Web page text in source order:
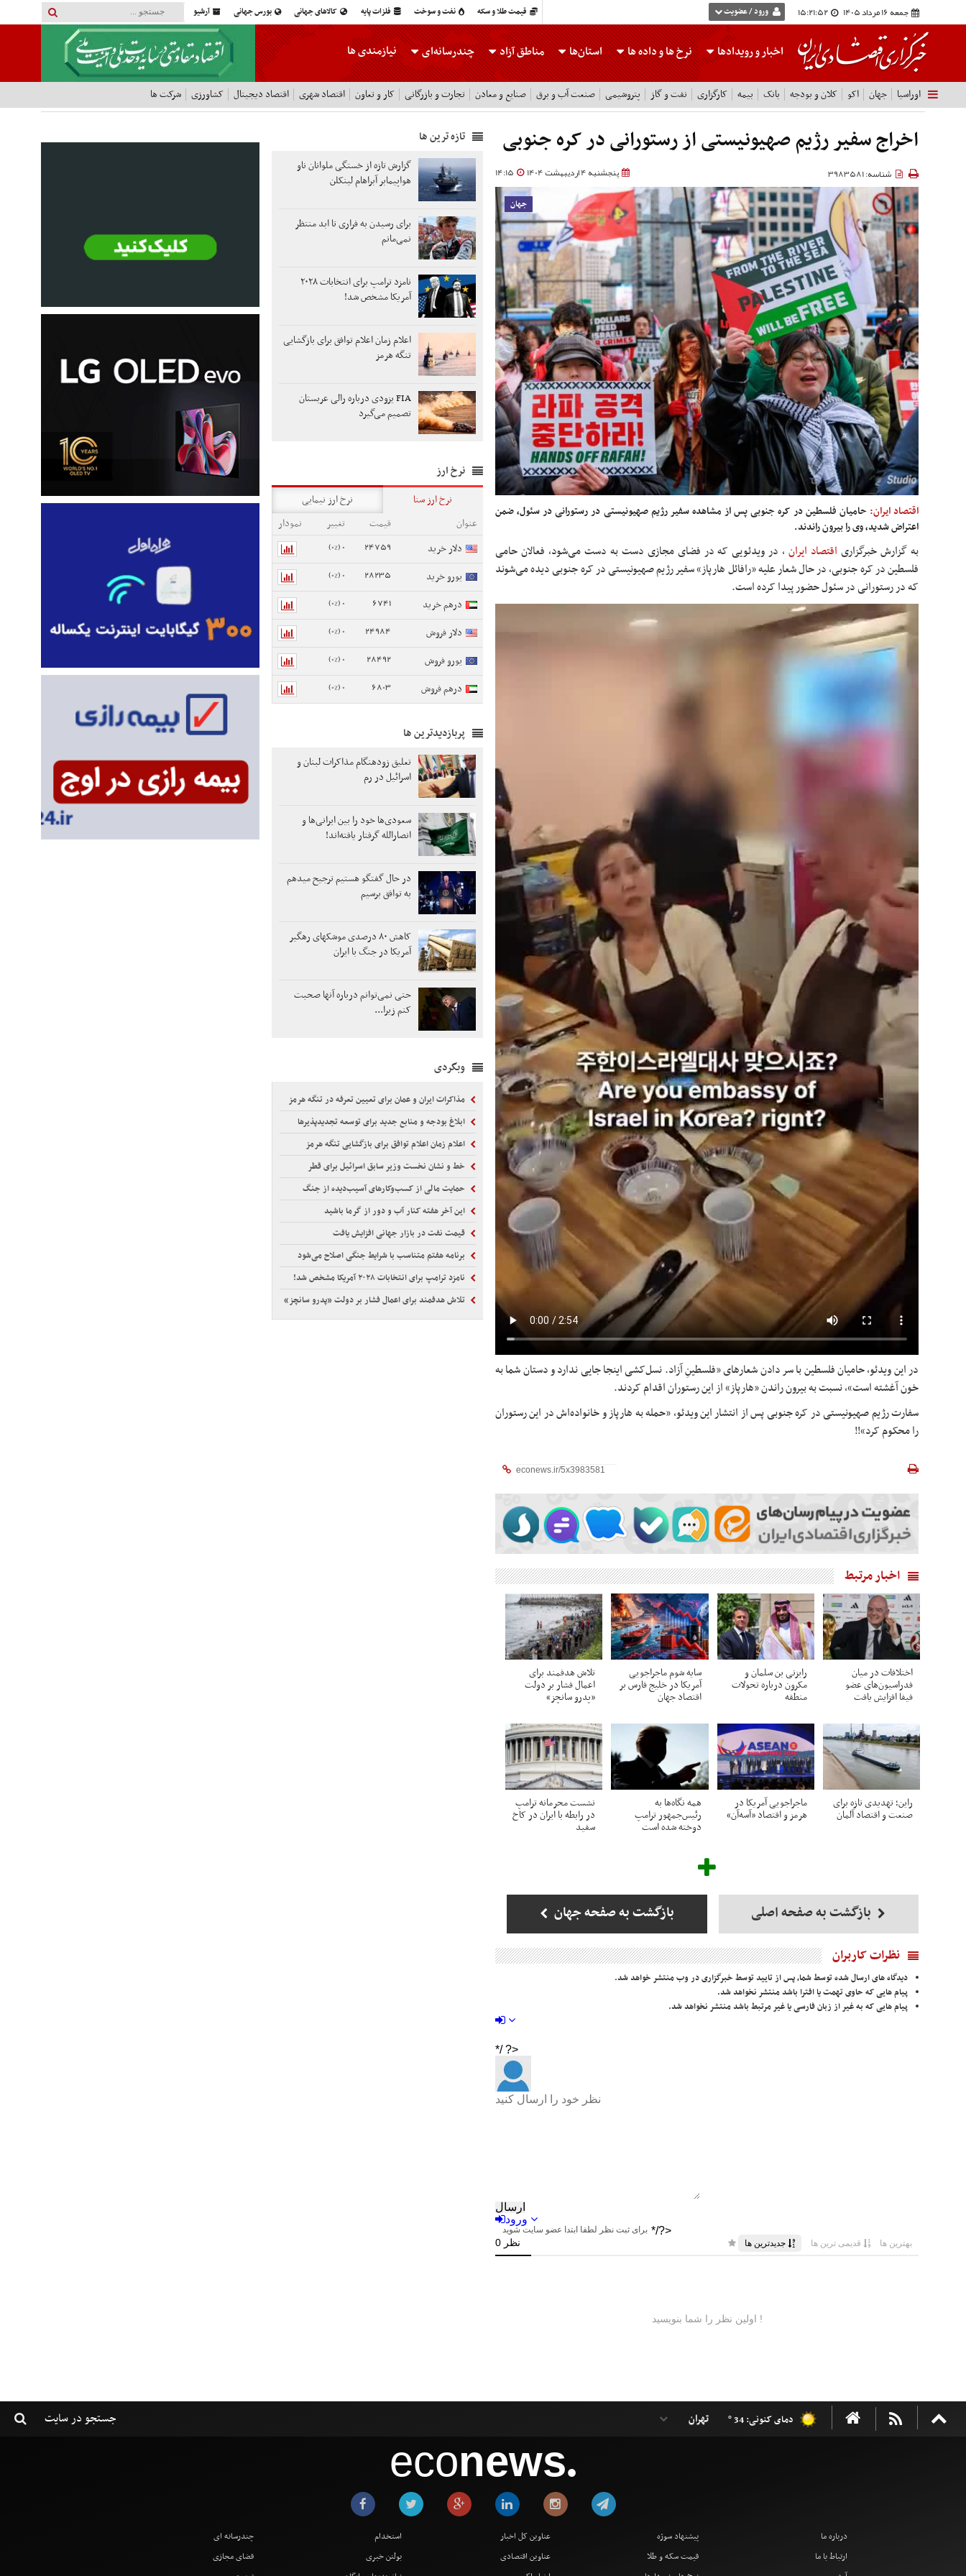
قیمت طلا و سکه نفت و سوخت فلزات پایه کالاهای جهانی بورس جهانی آرشیو جمعه 16 مرداد 1405 15:21:53 ورود / عضویت
اخبار و رویدادها نرخ هاو داده ها استان‌ها مناطق آزاد چندرسانه‌ای نیازمندی ها
اوراسیا جهان اکو کلان و بودجه بانک بیمه کارگزاری نفت و گاز پتروشیمی صنعت آب و برق صنایع و معادن تجارت و بازرگانی کار و تعاون اقتصاد شهری اقتصاد دیجیتال کشاورزی شرکت ها
اخراج سفیر رژیم صهیونیستی از رستورانی در کره جنوبی
پنجشنبه 4 اردیبهشت 1404 14:15 شناسه: 3983581
جهان
اقتصاد ایران: حامیان فلسطین در کره جنوبی پس از مشاهده سفیر رژیم صهیونیستی در رستورانی در سئول، ضمن
اعتراض شدید، وی را بیرون راندند.
به گزارش خبرگزاری اقتصاد ایران ، در ویدئویی که در فضای مجازی دست به دست می‌شود، فعالان حامی
فلسطین در کره جنوبی، در حال شعار علیه «رافائل هارپاز» سفیر رژیم صهیونیستی در کره جنوبی دیده می‌شوند
که در رستورانی در سئول حضور پیدا کرده است.
در این ویدئو، حامیان فلسطین با سر دادن شعارهای «فلسطینِ آزاد. نسل‌کشی اینجا جایی ندارد و دستان شما به
خون آغشته است»، نسبت به بیرون راندن «هارپاز» از این رستوران اقدام کردند.
سفارت رژیم صهیونیستی در کره جنوبی پس از انتشار این ویدئو، «حمله به هارپاز و خانواده‌اش در این رستوران
را محکوم کرد»!!
اخبار مرتبط
اختلافات در میان
فدراسیون‌های عضو
فیفا افزایش یافت
رایزنی بن سلمان و
مکرون درباره تحولات
منطقه
سایه شوم ماجراجویی
آمریکا در خلیج فارس بر
اقتصاد جهان
تلاش هدفمند برای
اعمال فشار بر دولت
«پدرو سانچز»
راین؛ تهدیدی تازه برای
صنعت و اقتصاد آلمان
ماجراجویی آمریکا در
هرمز و اقتصاد «آسه‌آن»
همه نگاه‌ها به
رئیس‌جمهور ترامپ
دوخته شده است
نشست محرمانه ترامپ
در رابطه با ایران در کاخ
سفید
بازگشت به صفحه اصلی بازگشت به صفحه جهان
نظرات کاربران
دیدگاه های ارسال شده توسط شما، پس از تایید توسط خبرگزاری در وب منتشر خواهد شد.
پیام هایی که حاوی تهمت یا افترا باشد منتشر نخواهد شد.
پیام هایی که به غیر از زبان فارسی یا غیر مرتبط باشد منتشر نخواهد شد.
تازه ترین ها
گزارش تازه از خستگی ملوانان ناو
هواپیمابر آبراهام لینکلن
برای رسیدن به فراری تا ابد منتظر
نمی‌مانم
نامزد ترامپ برای انتخابات ۲۰۲۸
آمریکا مشخص شد!
اعلام زمان اعلام توافق برای بازگشایی
تنگه هرمز
FIA یزودی درباره رالی عربستان
تصمیم می‌گیرد
نرخ ارز
نرخ ارز سنا
نرخ ارز نیمایی
عنوان
قیمت تغییر
نمودار
دلار خرید
24759
0 (0%)
یورو خرید 28235
0 (0%)
درهم خرید 6741
0 (0%)
دلار فروش 24984
0 (0%)
یورو فروش 28492
0 (0%)
درهم فروش 6803
0 (0%)
پربازدیدترین ها
تعلیق زودهنگام مذاکرات لبنان و
اسرائیل در رم
سعودی‌ها خود را بین ایرانی‌ها و
انصارالله گرفتار یافته‌اند!
در حال گفتگو هستیم ترجیح میدهم
به توافق برسیم
کاهش ۸۰ درصدی موشکهای رهگیر
آمریکا در جنگ با ایران
حتی نمی‌توانم درباره آنها صحبت
کنم زیرا...
وبگردی
مذاکرات ایران و عمان برای تعیین تعرفه در تنگه هرمز
ابلاغ بودجه و منابع جدید برای توسعه تجدیدپذیرها
اعلام زمان اعلام توافق برای بازگشایی تنگه هرمز
خط و نشان نخست وزیر سابق اسرائیل برای قطر
حمایت مالی از کسب‌وکارهای آسیب‌دیده از جنگ
این آخر هفته کنار آب و دور از گرما باشید
قیمت نفت در بازار جهانی افزایش یافت
برنامه هفتم متناسب با شرایط جنگی اصلاح می‌شود
نامزد ترامپ برای انتخابات ۲۰۲۸ آمریکا مشخص شد!
تلاش هدفمند برای اعمال فشار بر دولت «پدرو سانچز»
دمای کنونی: 34 °
econews●
درباره ما
ارتباط با ما
پیشنهاد سوژه
قیمت سکه و طلا
عناوین کل اخبار
عناوین اقتصادی
استخدام
بولتن خبری
چندرسانه ای
فضای مجازی